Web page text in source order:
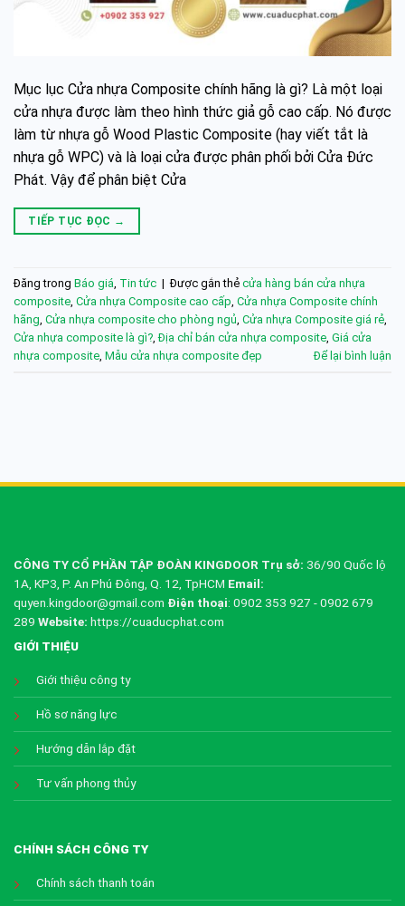
Mục lục Cửa nhựa Composite chính hãng là gì? Là một loại
cửa nhựa được làm theo hình thức giả gỗ cao cấp. Nó được
làm từ nhựa gỗ Wood Plastic Composite (hay viết tắt là
nhựa gỗ WPC) và là loại cửa được phân phối bởi Cửa Đức
Phát. Vậy để phân biệt Cửa
TIẾP TỤC ĐỌC →
Đăng trong Báo giá Tin tức | Được gắn thẻ cửa hàng bán cửa nhựa
composite Cửa nhựa Composite cao cấp Cửa nhựa Composite chính
hãng Cửa nhựa composite cho phòng ngủ Cửa nhựa Composite giá rẻ
Cửa nhựa composite là gì? ,Địa chỉ bán cửa nhựa composite Giá cửa
nhựa composite Mẫu cửa nhựa composite đẹp Để lại bình luận
CÔNG TY CỔ PHẦN TẬP ĐOÀN KINGDOOR Trụ sở: 36/90 Quốc lộ
1A, KP3, P. An Phú Đông, Q. 12, TpHCM Email:
quyen.kingdoor@gmail.com Điện thoại: 0902 353 927 - 0902 679
289 Website: https://cuaducphat.com
GIỚI THIỆU
Giới thiệu công ty
Hồ sơ năng lực
Hướng dẫn lắp đặt
Tư vấn phong thủy
CHÍNH SÁCH CÔNG TY
Chính sách thanh toán